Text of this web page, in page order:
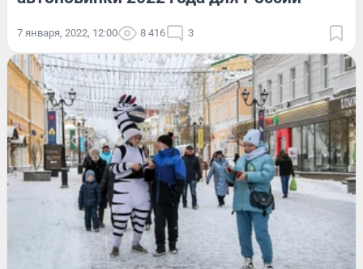
7 января, 2022, 12:00 8 416 3